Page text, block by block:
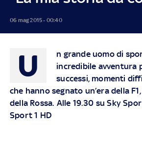
06 mag 2015 - 00:40
U
n grande uomo di
incredibile avventura
successi, momenti
che hanno segnato un’era della
della Rossa. Alle 19.30 su Sky
Sport 1 HD